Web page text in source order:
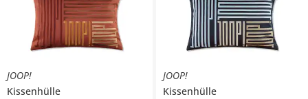
JOOP!
Kissenhülle
JOOP!
Kissenhülle